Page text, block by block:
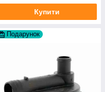
Купити
Подарунок